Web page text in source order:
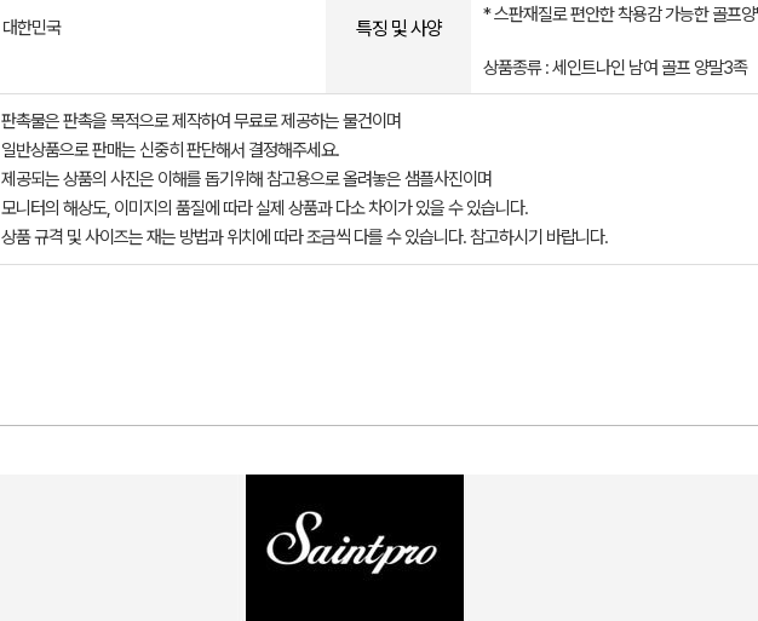
대한민국 특징 및 사양
* 스판재질로 편안한 착용감 가능한 골프
상품종류 : 세인트나인 남여 골프 양말3족
판촉물은 판촉을 목적으로 제작하여 무료로 제공하는 물건이며
일반상품으로 판매는 신중히 판단해서 결정해주세요.
제공되는 상품의 사진은 이해를 돕기위해 참고용으로 올려놓은 샘플사진이며
모니터의 해상도, 이미지의 품질에 따라 실제 상품과 다소 차이가 있을 수 있습니다.
상품 규격 및 사이즈는 재는 방법과 위치에 따라 조금씩 다를 수 있습니다. 참고하시기 바랍니다.